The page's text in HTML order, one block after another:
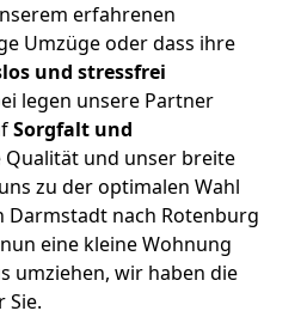
erfahrenen
Umzüge oder dass ihre
und stressfrei
legen unsere Partner
Sorgfalt und
Qualität und unser breite
zu der optimalen Wahl
nach Rotenburg
eine kleine Wohnung
umziehen, wir haben die
Sie.